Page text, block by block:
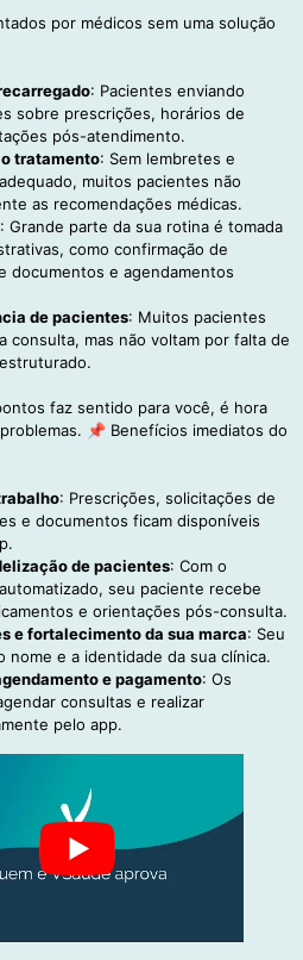
por médicos sem uma solução
: Pacientes enviando
sobre prescrições, horários de
pós-atendimento.
tratamento: Sem lembretes e
muitos pacientes não
as recomendações médicas.
: Grande parte da sua rotina é tomada
como confirmação de
documentos e agendamentos
de pacientes: Muitos pacientes
consulta, mas não voltam por falta de
faz sentido para você, é hora
📌 Benefícios imediatos do
: Prescrições, solicitações de
e documentos ficam disponíveis
de pacientes: Com o
seu paciente recebe
e orientações pós-consulta.
e fortalecimento da sua marca: Seu
nome e a identidade da sua clínica.
e pagamento: Os
consultas e realizar
pelo app.